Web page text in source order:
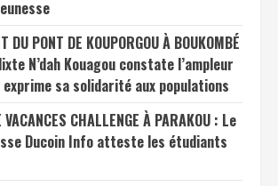
DU PONT DE KOUPORGOU À BOUKOMBÉ
N’dah Kouagou constate l’ampleur
sa solidarité aux populations
CHALLENGE À PARAKOU : Le
Ducoin Info atteste les étudiants